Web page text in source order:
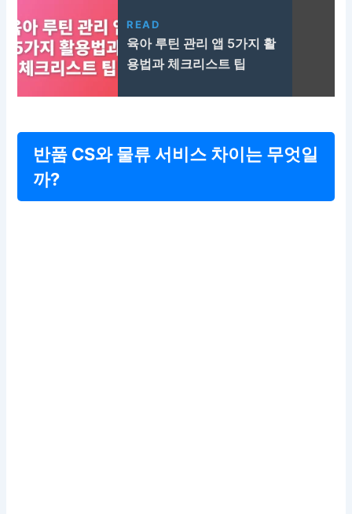
READ
육아 루틴 관리 앱 5가지 활
용법과 체크리스트 팁
반품 CS와 물류 서비스 차이는 무엇일
까?